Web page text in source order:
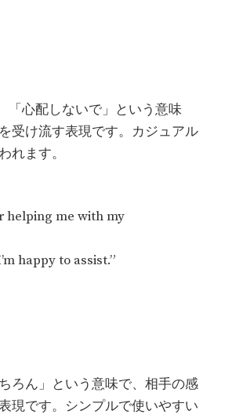
「心配しないで」という意味
受け流す表現です。カジュアル
れます。
helping me with my
happy to assist.”
ろん」という意味で、相手の感
現です。シンプルで使いやすい